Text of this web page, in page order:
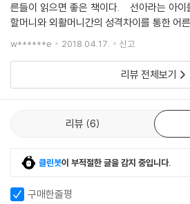
“동생 꿈은 카우보이였다. 도살장 초원을 누
돌봐 줄 거라고, 눈을 반짝이며 말하곤 했다.”
도살장과 부산물 시장 일을 주업으로 삼은 사
곳은 서울의 변두리, 경기도와의 경계에 자리
가 담장 없는 집엔 또래보다 힘이 세고 키가
황하면 말을 더듬는 수원은 몸을 다쳐 일하지
물 시장에 가 식구들이 먹을 선지를 들통 가
아이다. 하지만 마음 한편으로는 피비린내 나
다. 말더듬을 타박하지 않고 “수원아, 과수원
른들이 읽으면 좋은 책이다. 선아라는 아이
할머니와 외활머니간의 성격차이를 통한 어
현한 내용이다. 어른은 자기의 모습대로 아
w******e 2018.04.17. 신고
리뷰 전체보기
리뷰 6
클린봇이 부적절한 글을 감지 중입니다.
구매한줄평